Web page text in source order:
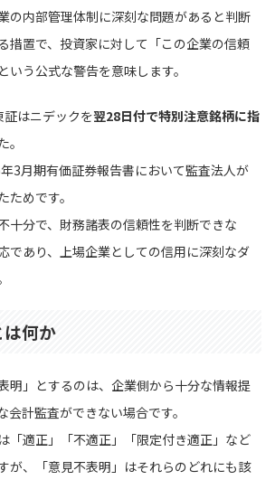
の内部管理体制に深刻な問題があると判断
措置で、投資家に対して「この企業の信頼
いう公式な警告を意味します。
はニデックを翌28日付で特別注意銘柄に指
3月期有価証券報告書において監査法人が
ためです。
十分で、財務諸表の信頼性を判断できな
であり、上場企業としての信用に深刻なダ
何か
明」とするのは、企業側から十分な情報提
会計監査ができない場合です。
「適正」「不適正」「限定付き適正」など
が、「意見不表明」はそれらのどれにも該